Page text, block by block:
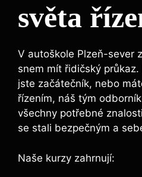
světa
V autoškole Plzeň-sever
snem mít řidičský
jste začátečník, nebo
řízením, náš tým
všechny potřebné
se stali bezpečným a
Naše kurzy zahrnují: